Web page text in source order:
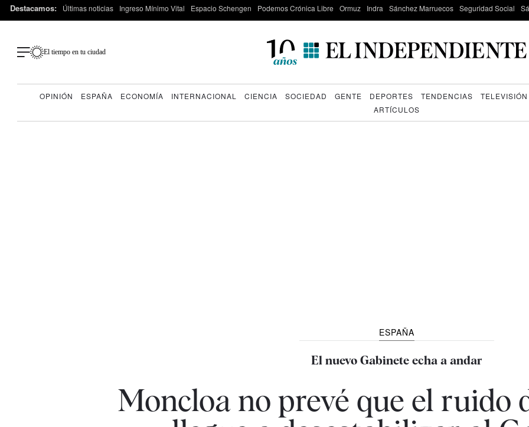
Destacamos: Últimas noticias Ingreso Mínimo Vital Espacio Schengen Podemos Crónica Libre Ormuz Indra Sánchez Marruecos Seguridad Social
El tiempo en tu ciudad
OPINIÓN ESPAÑA ECONOMÍA INTERNACIONAL CIENCIA SOCIEDAD GENTE DEPORTES TENDENCIAS
TELEVISIÓN
ARTÍCULOS
ESPAÑA
El nuevo Gabinete echa a andar
Moncloa no prevé que el ruido